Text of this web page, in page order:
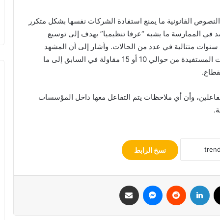
القانونية ما يمنع استفادة الشركات نفسها بشكل متكرر
في الممارسة ما يشبه “عرفا تنظيميا” يهدف إلى توسيع
متتالية في عدد من الحالات. وأشار إلى أن المشهد
السينمائي عرف تطورا ملحوظا من حيث عدد المقاولات المستفيدة من حوالي 10 أو 15 مقاولة في السابق إلى ما
وأن أي ملاحظات يتم التفاعل معها داخل المؤسسات
نسخ الرابط
لينكدإن ماسنجر